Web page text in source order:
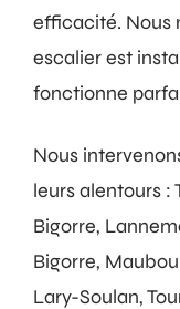
efficacité. Nous
escalier est
fonctionne
Nous
leurs alentours :
Bigorre,
Bigorre,
Lary-Soulan,